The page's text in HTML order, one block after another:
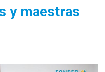
y maestras